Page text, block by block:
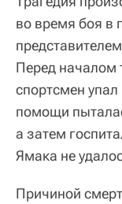
во время боя в
Перед началом
спортсмен
помощи
а затем
Ямака не
Причиной